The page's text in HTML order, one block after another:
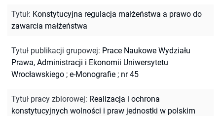
Tytuł: Konstytucyjna regulacja małżeństwa a prawo do
zawarcia małżeństwa
Tytuł publikacji grupowej: Prace Naukowe Wydziału
Prawa, Administracji i Ekonomii Uniwersytetu
Wrocławskiego ; e-Monografie ; nr 45
Tytuł pracy zbiorowej: Realizacja i ochrona
konstytucyjnych wolności i praw jednostki w polskim